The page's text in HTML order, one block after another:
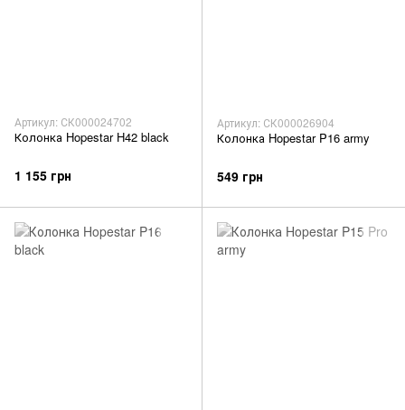
Артикул: СК000024702
Колонка Hopestar H42 black
1 155 грн
Артикул: СК000026904
Колонка Hopestar P16 army
549 грн